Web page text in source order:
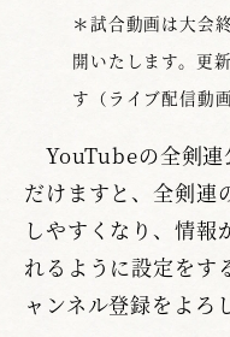
＊試合動画は大会
開いたします。更
す（ライブ配信動
YouTubeの全剣連
だけますと、全剣連
しやすくなり、情報
れるように設定をす
ャンネル登録をよろ